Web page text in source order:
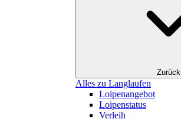
Zurück
Alles zu Langlaufen
Loipenangebot
Loipenstatus
Verleih